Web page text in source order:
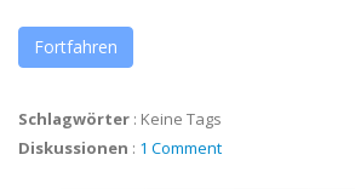
Fortfahren
Schlagwörter : Keine Tags
Diskussionen : 1 Comment